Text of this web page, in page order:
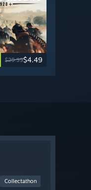
$29.99$4.49
Collectathon